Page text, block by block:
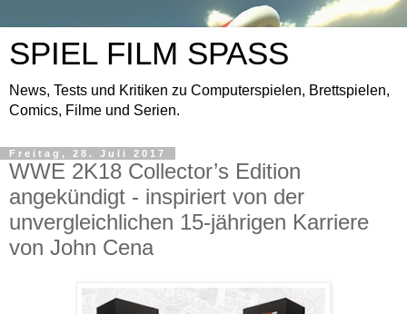
SPIEL FILM SPASS
News, Tests und Kritiken zu Computerspielen, Brettspielen,
Comics, Filme und Serien.
Freitag, 28. Juli 2017
WWE 2K18 Collector’s Edition
angekündigt - inspiriert von der
unvergleichlichen 15-jährigen Karriere
von John Cena